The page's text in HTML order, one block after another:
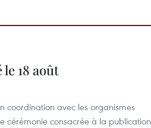
18 août
coordination avec les organismes
cérémonie consacrée à la publication